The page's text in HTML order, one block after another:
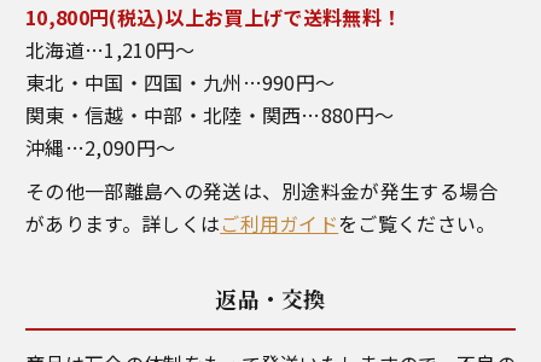
10,800円(税込)以上お買上げで送料無料！
北海道…1,210円～
東北・中国・四国・九州…990円～
関東・信越・中部・北陸・関西…880円～
沖縄…2,090円～
その他一部離島への発送は、別途料金が発生する場合
があります。詳しくはご利用ガイドをご覧ください。
返品・交換